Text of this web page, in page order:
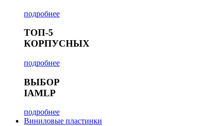
подробнее
ТОП-5
КОРПУСНЫХ
подробнее
ВЫБОР
IAMLP
подробнее
Виниловые пластинки